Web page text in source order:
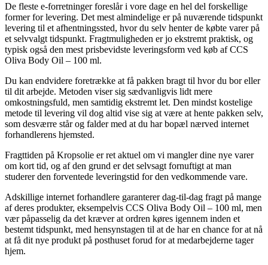
De fleste e-forretninger foreslår i vore dage en hel del forskellige
former for levering. Det mest almindelige er på nuværende tidspunkt
levering til et afhentningssted, hvor du selv henter de købte varer på
et selvvalgt tidspunkt. Fragtmuligheden er jo ekstremt praktisk, og
typisk også den mest prisbevidste leveringsform ved køb af CCS
Oliva Body Oil – 100 ml.
Du kan endvidere foretrække at få pakken bragt til hvor du bor eller
til dit arbejde. Metoden viser sig sædvanligvis lidt mere
omkostningsfuld, men samtidig ekstremt let. Den mindst kostelige
metode til levering vil dog altid vise sig at være at hente pakken selv,
som desværre står og falder med at du har bopæl nærved internet
forhandlerens hjemsted.
Fragttiden på Kropsolie er ret aktuel om vi mangler dine nye varer
om kort tid, og af den grund er det selvsagt fornuftigt at man
studerer den forventede leveringstid for den vedkommende vare.
Adskillige internet forhandlere garanterer dag-til-dag fragt på mange
af deres produkter, eksempelvis CCS Oliva Body Oil – 100 ml, men
vær påpasselig da det kræver at ordren køres igennem inden et
bestemt tidspunkt, med hensynstagen til at de har en chance for at nå
at få dit nye produkt på posthuset forud for at medarbejderne tager
hjem.